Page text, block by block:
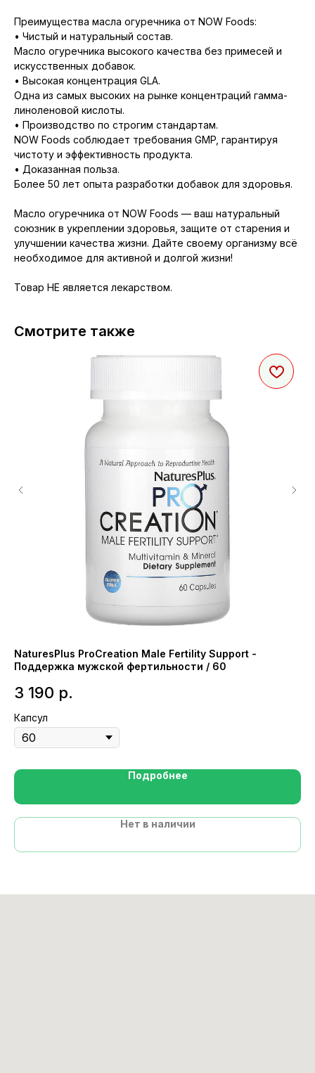
Преимущества масла огуречника от NOW Foods:
• Чистый и натуральный состав.
Масло огуречника высокого качества без примесей и
искусственных добавок.
• Высокая концентрация GLA.
Одна из самых высоких на рынке концентраций гамма-
линоленовой кислоты.
• Производство по строгим стандартам.
NOW Foods соблюдает требования GMP, гарантируя
чистоту и эффективность продукта.
• Доказанная польза.
Более 50 лет опыта разработки добавок для здоровья.
Масло огуречника от NOW Foods — ваш натуральный
союзник в укреплении здоровья, защите от старения и
улучшении качества жизни. Дайте своему организму всё
необходимое для активной и долгой жизни!
Товар НЕ является лекарством.
Смотрите также
NaturesPlus ProCreation Male Fertility Support -
Поддержка мужской фертильности / 60
3 190 р.
Капсул
Подробнее
Нет в наличии